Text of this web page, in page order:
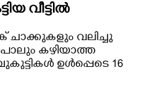
വീട്ടിൽ
ചാക്കുകളും വലിച്ചു
പോലും കഴിയാത്ത
ഉൾപ്പെടെ 16